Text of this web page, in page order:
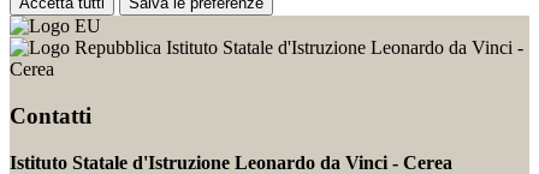
Istituto Statale d'Istruzione Leonardo da Vinci -
Cerea
Contatti
Istituto Statale d'Istruzione Leonardo da Vinci - Cerea